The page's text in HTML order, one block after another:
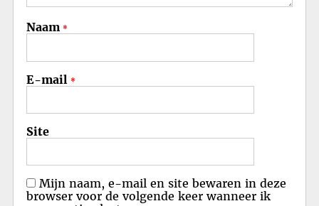
Naam *
E-mail *
Site
Mijn naam, e-mail en site bewaren in deze
browser voor de volgende keer wanneer ik